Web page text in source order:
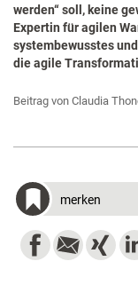
werden“ soll, keine
Expertin für agilen
systembewusstes
die agile
Beitrag von Claudia
merken